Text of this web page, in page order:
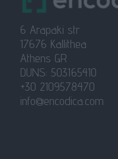
6 Arapaki str
17676 Kallithea
Athens GR
DUNS: 503165410
+30 2109578470
info@encodica.com